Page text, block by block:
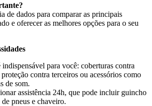
de dados para comparar as principais
e oferecer as melhores opções para o seu
indispensável para você: coberturas contra
contra terceiros ou acessórios como
de som.
assistência 24h, que pode incluir guincho
pneus e chaveiro.